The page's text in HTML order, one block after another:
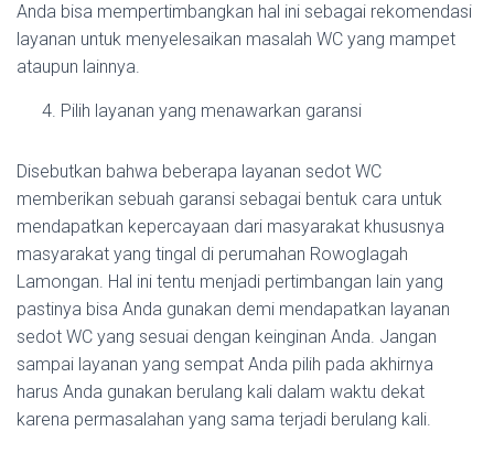
Anda bisa mempertimbangkan hal ini sebagai rekomendasi
layanan untuk menyelesaikan masalah WC yang mampet
ataupun lainnya.
Pilih layanan yang menawarkan garansi
Disebutkan bahwa beberapa layanan sedot WC
memberikan sebuah garansi sebagai bentuk cara untuk
mendapatkan kepercayaan dari masyarakat khususnya
masyarakat yang tingal di perumahan Rowoglagah
Lamongan. Hal ini tentu menjadi pertimbangan lain yang
pastinya bisa Anda gunakan demi mendapatkan layanan
sedot WC yang sesuai dengan keinginan Anda. Jangan
sampai layanan yang sempat Anda pilih pada akhirnya
harus Anda gunakan berulang kali dalam waktu dekat
karena permasalahan yang sama terjadi berulang kali.